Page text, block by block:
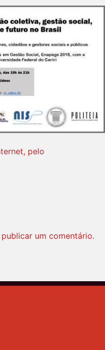
pelo
um comentário.